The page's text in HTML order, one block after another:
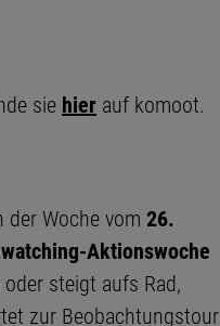
sie hier auf komoot.
der Woche vom 26.
Aktionswoche
steigt aufs Rad,
zur Beobachtungstour